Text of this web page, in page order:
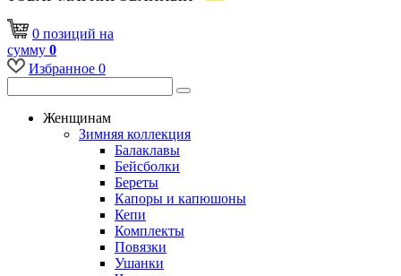
0 позиций на
сумму 0
Избранное 0
Женщинам
Зимняя коллекция
Балаклавы
Бейсболки
Береты
Капоры и капюшоны
Кепи
Комплекты
Повязки
Ушанки